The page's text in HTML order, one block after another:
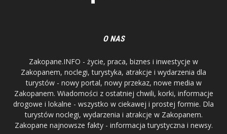
O NAS
Zakopane.INFO - życie, praca, biznes i inwestycje w
Zakopanem, noclegi, turystyka, atrakcje i wydarzenia dla
turystów - nowy portal, nowy przekaz, nowe media w
Zakopanem. Wiadomości z ostatniej chwili, korki, informacje
drogowe i lokalne - wszystko w ciekawej i prostej formie. Dla
turystów noclegi, wydarzenia i atrakcje w Zakopanem.
Zakopane najnowsze fakty - informacja turystyczna i newsy.